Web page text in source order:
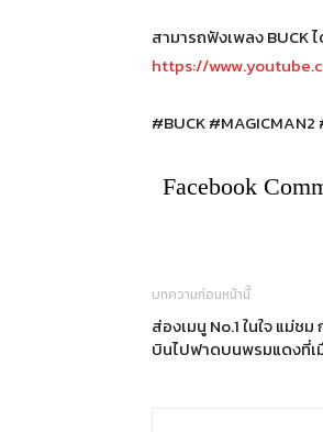
สามารถฟังเพลง BUCK
https://
#BUCK
Facebook
บทความก่อนหน้านี้
ส่องเมนู No.1 ในใจ แม่ช
บินไปฟาดบนพรมแดงที่เ